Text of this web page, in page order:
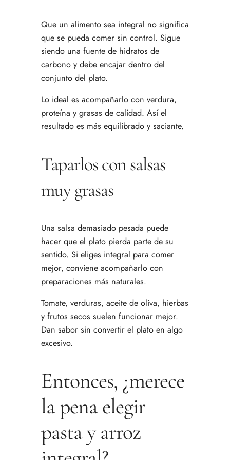
Que un alimento sea integral no significa
que se pueda comer sin control. Sigue
siendo una fuente de hidratos de
carbono y debe encajar dentro del
conjunto del plato.
Lo ideal es acompañarlo con verdura,
proteína y grasas de calidad. Así el
resultado es más equilibrado y saciante.
Taparlos con salsas
muy grasas
Una salsa demasiado pesada puede
hacer que el plato pierda parte de su
sentido. Si eliges integral para comer
mejor, conviene acompañarlo con
preparaciones más naturales.
Tomate, verduras, aceite de oliva, hierbas
y frutos secos suelen funcionar mejor.
Dan sabor sin convertir el plato en algo
excesivo.
Entonces, ¿merece
la pena elegir
pasta y arroz